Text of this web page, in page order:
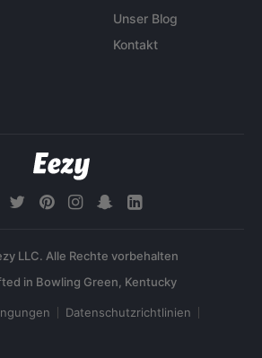
Unser Blog
Kontakt
LLC. Alle Rechte vorbehalten
Datenschutzrichtlinien